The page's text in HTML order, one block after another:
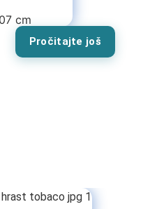
cm
Pročitajte još